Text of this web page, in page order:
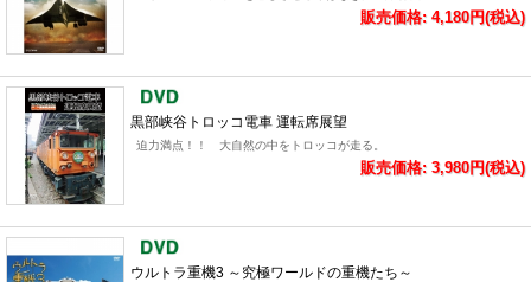
販売価格: 4,180円(税込)
黒部峡谷トロッコ電車 運転席展望
迫力満点！！ 大自然の中をトロッコが走る。
販売価格: 3,980円(税込)
ウルトラ重機3 ～究極ワールドの重機たち～